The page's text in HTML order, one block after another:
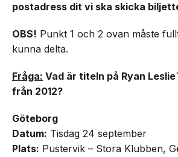
postadress dit vi ska skicka
OBS! Punkt 1 och 2 ovan måste
kunna delta.
Fråga: Vad är titeln på Ryan
från 2012?
Göteborg
Datum: Tisdag 24 september
Plats: Pustervik – Stora Klubben,